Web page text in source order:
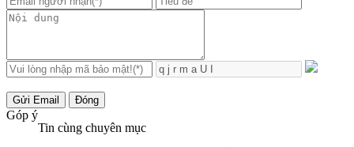
Gửi Email Đóng
Góp ý
Tin cùng chuyên mục